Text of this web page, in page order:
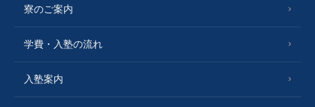
寮のご案内
学費・入塾の流れ
入塾案内